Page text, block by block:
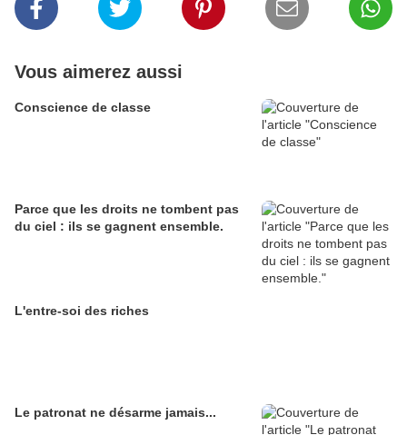
Vous aimerez aussi
Conscience de classe
Parce que les droits ne tombent pas
du ciel : ils se gagnent ensemble.
L'entre-soi des riches
Le patronat ne désarme jamais...